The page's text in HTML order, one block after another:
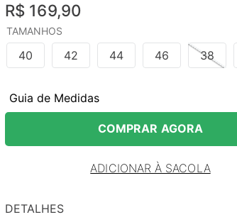
R$ 169,90
TAMANHOS
40 42 44 46 38
Guia de Medidas
COMPRAR AGORA
ADICIONAR À SACOLA
DETALHES